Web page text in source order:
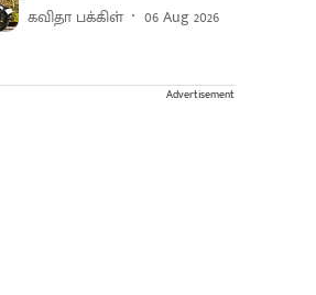
கவிதா பக்கிள் 06 Aug 2026
Advertisement